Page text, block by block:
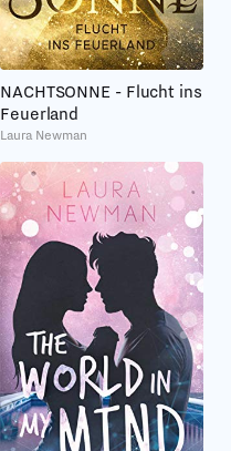
NACHTSONNE - Flucht ins
Feuerland
Laura Newman